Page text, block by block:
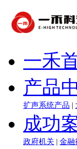
一禾
产品
扩声系统产品 |
成功
政府机关 | 金融